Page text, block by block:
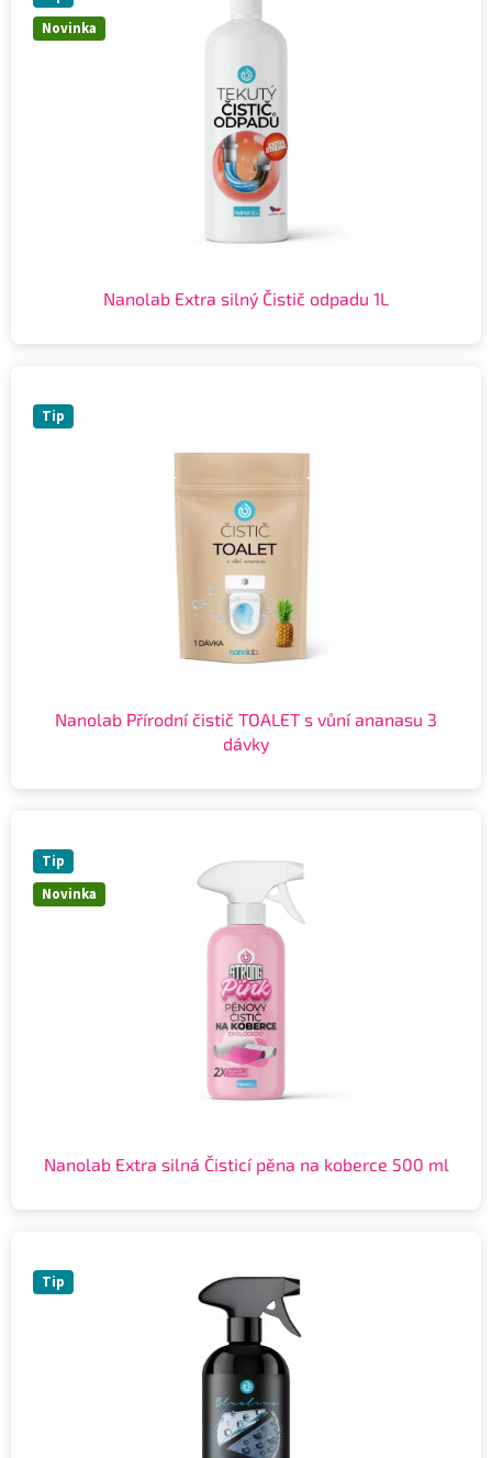
Novinka
Nanolab Extra silný Čistič odpadu 1L
Tip
Nanolab Přírodní čistič TOALET s vůní ananasu 3
dávky
Novinka
Tip
Nanolab Extra silná Čisticí pěna na koberce 500 ml
Tip